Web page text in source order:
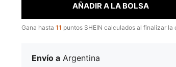
AÑADIR A LA BOLSA
Gana hasta 11 puntos SHEIN calculados al finalizar la
Envío a Argentina